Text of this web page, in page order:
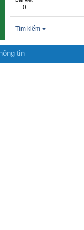
0
Tìm kiếm
tin